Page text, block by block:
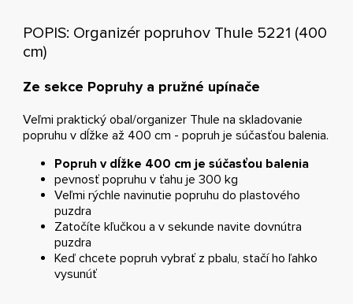
POPIS: Organizér popruhov Thule 5221 (400
cm)
Ze sekce Popruhy a pružné upínače
Veľmi praktický obal/organizer Thule na skladovanie
popruhu v dĺžke až 400 cm - popruh je súčasťou balenia.
Popruh v dĺžke 400 cm je súčasťou balenia
pevnosť popruhu v ťahu je 300 kg
Veľmi rýchle navinutie popruhu do plastového
puzdra
Zatočíte kľučkou a v sekunde navite dovnútra
puzdra
Keď chcete popruh vybrať z pbalu, stačí ho ľahko
vysunúť